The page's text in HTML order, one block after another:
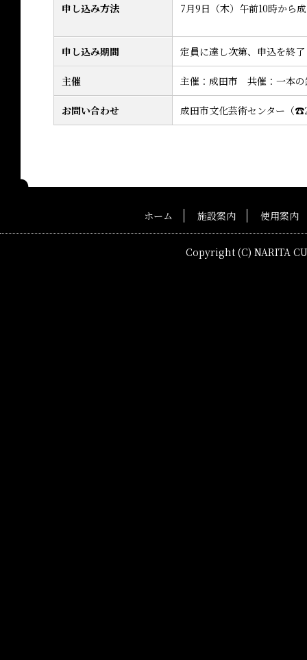
申し込み方法 7月9日（木）午前10時から
申し込み期間 定員に達し次第、申込を終
主催 主催：成田市 共催：一本の
お問い合わせ 成田市文化芸術センター（
ホーム 施設案内 使用案内
Copyright (C) NARITA